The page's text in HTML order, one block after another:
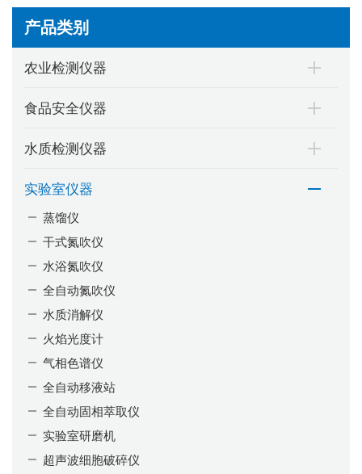
产品类别
农业检测仪器
食品安全仪器
水质检测仪器
实验室仪器
蒸馏仪
干式氮吹仪
水浴氮吹仪
全自动氮吹仪
水质消解仪
火焰光度计
气相色谱仪
全自动移液站
全自动固相萃取仪
实验室研磨机
超声波细胞破碎仪